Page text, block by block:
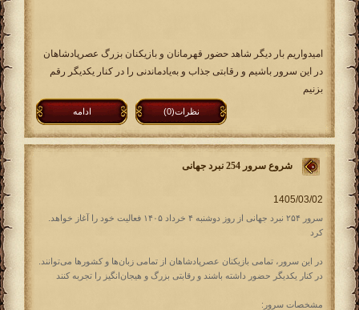
امیدواریم بار دیگر شاهد حضور قهرمانان و بازیکنان بزرگ عصرپادشاهان
در این سرور باشیم و رقابتی جذاب و به‌یادماندنی را در کنار یکدیگر رقم
بزنیم
ادامه نظرات(0)
شروع سرور 254 نبرد جهانی
کرد
در کنار یکدیگر حضور داشته باشند و رقابتی بزرگ و هیجان‌انگیز را تجربه کنند
:مشخصات سرور